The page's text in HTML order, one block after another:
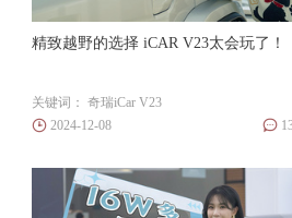
精致越野的选择 iCAR V23太会玩了！
关键词： 奇瑞iCar V23
2024-12-08